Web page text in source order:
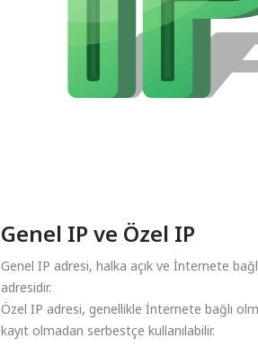
Genel IP ve Özel IP
Genel IP adresi, halka açık ve İnternete
adresidir.
Özel IP adresi, genellikle İnternete bağlı
kayıt olmadan serbestçe kullanılabilir.